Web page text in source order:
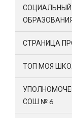
СТРАНИЦА
ТОП МОЯ
СОШ № 6